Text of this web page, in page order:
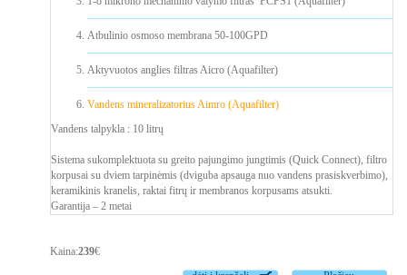
Atbulinio osmoso membrana 50-100GPD
Aktyvuotos anglies filtras Aicro (Aquafilter)
Vandens mineralizatorius Aimro (Aquafilter)
Vandens talpykla : 10 litrų
Sistema sukomplektuota su greito pajungimo jungtimis (Quick Connect), filtro
korpusai su dviem tarpinėmis (dviguba apsauga nuo vandens prasiskverbimo),
keramikinis kranelis, raktai fitrų ir membranos korpusams atsukti.
Garantija – 2 metai
Kaina:239€